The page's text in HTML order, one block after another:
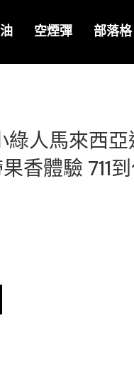
空煙彈 部落格
綠人馬來西
香體驗 711